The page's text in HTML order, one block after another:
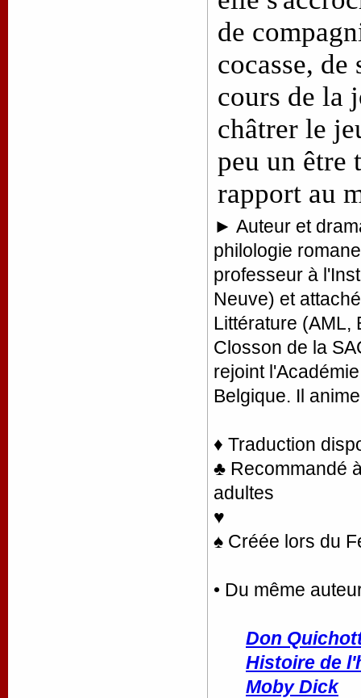
de
cocasse,
cours de la
châtrer le
peu un être
rapport au
► Auteur et
philologie
professeur à
Neuve) et
Littérature (AML,
Closson de la
rejoint
Belgique. Il
♦ Traduction
♣ Recommandé
adultes
♥
♠ Créée lors du
• Du même
Don
Histoire de
Moby Dick